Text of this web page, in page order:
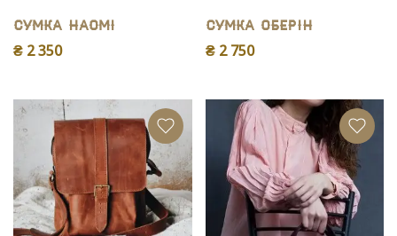
Сумка Наомі
₴ 2 350
Сумка Оберін
₴ 2 750